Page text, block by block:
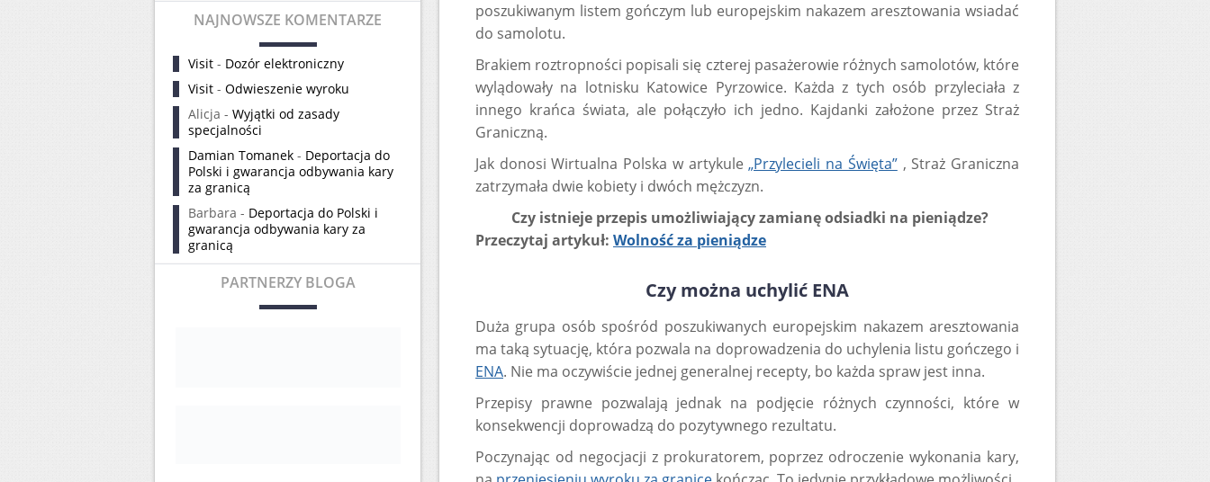
poszukiwanym listem gończym lub europejskim nakazem aresztowania wsiadać
do samolotu.
Brakiem roztropności popisali się czterej pasażerowie różnych samolotów, które
wylądowały na lotnisku Katowice Pyrzowice. Każda z tych osób przyleciała z
innego krańca świata, ale połączyło ich jedno. Kajdanki założone przez Straż
Graniczną.
Jak donosi Wirtualna Polska w artykule„Przylecieli na Święta”, Straż Graniczna
zatrzymała dwie kobiety i dwóch mężczyzn.
Czy istnieje przepis umożliwiający zamianę odsiadki na pieniądze?
Przeczytaj artykuł: Wolność za pieniądze
Czy można uchylić ENA
Duża grupa osób spośród poszukiwanych europejskim nakazem aresztowania
ma taką sytuację, która pozwala na doprowadzenia do uchylenia listu gończego i
ENA. Nie ma oczywiście jednej generalnej recepty, bo każda spraw jest inna.
Przepisy prawne pozwalają jednak na podjęcie różnych czynności, które w
konsekwencji doprowadzą do pozytywnego rezultatu.
Poczynając od negocjacji z prokuratorem, poprzez odroczenie wykonania kary,
NAJNOWSZE KOMENTARZE
Visit - Dozór elektroniczny
Visit - Odwieszenie wyroku
Alicja - Wyjątki od zasady
specjalności
Damian Tomanek - Deportacja do
Polski i gwarancja odbywania kary
za granicą
Barbara - Deportacja do Polski i
gwarancja odbywania kary za
granicą
PARTNERZY BLOGA